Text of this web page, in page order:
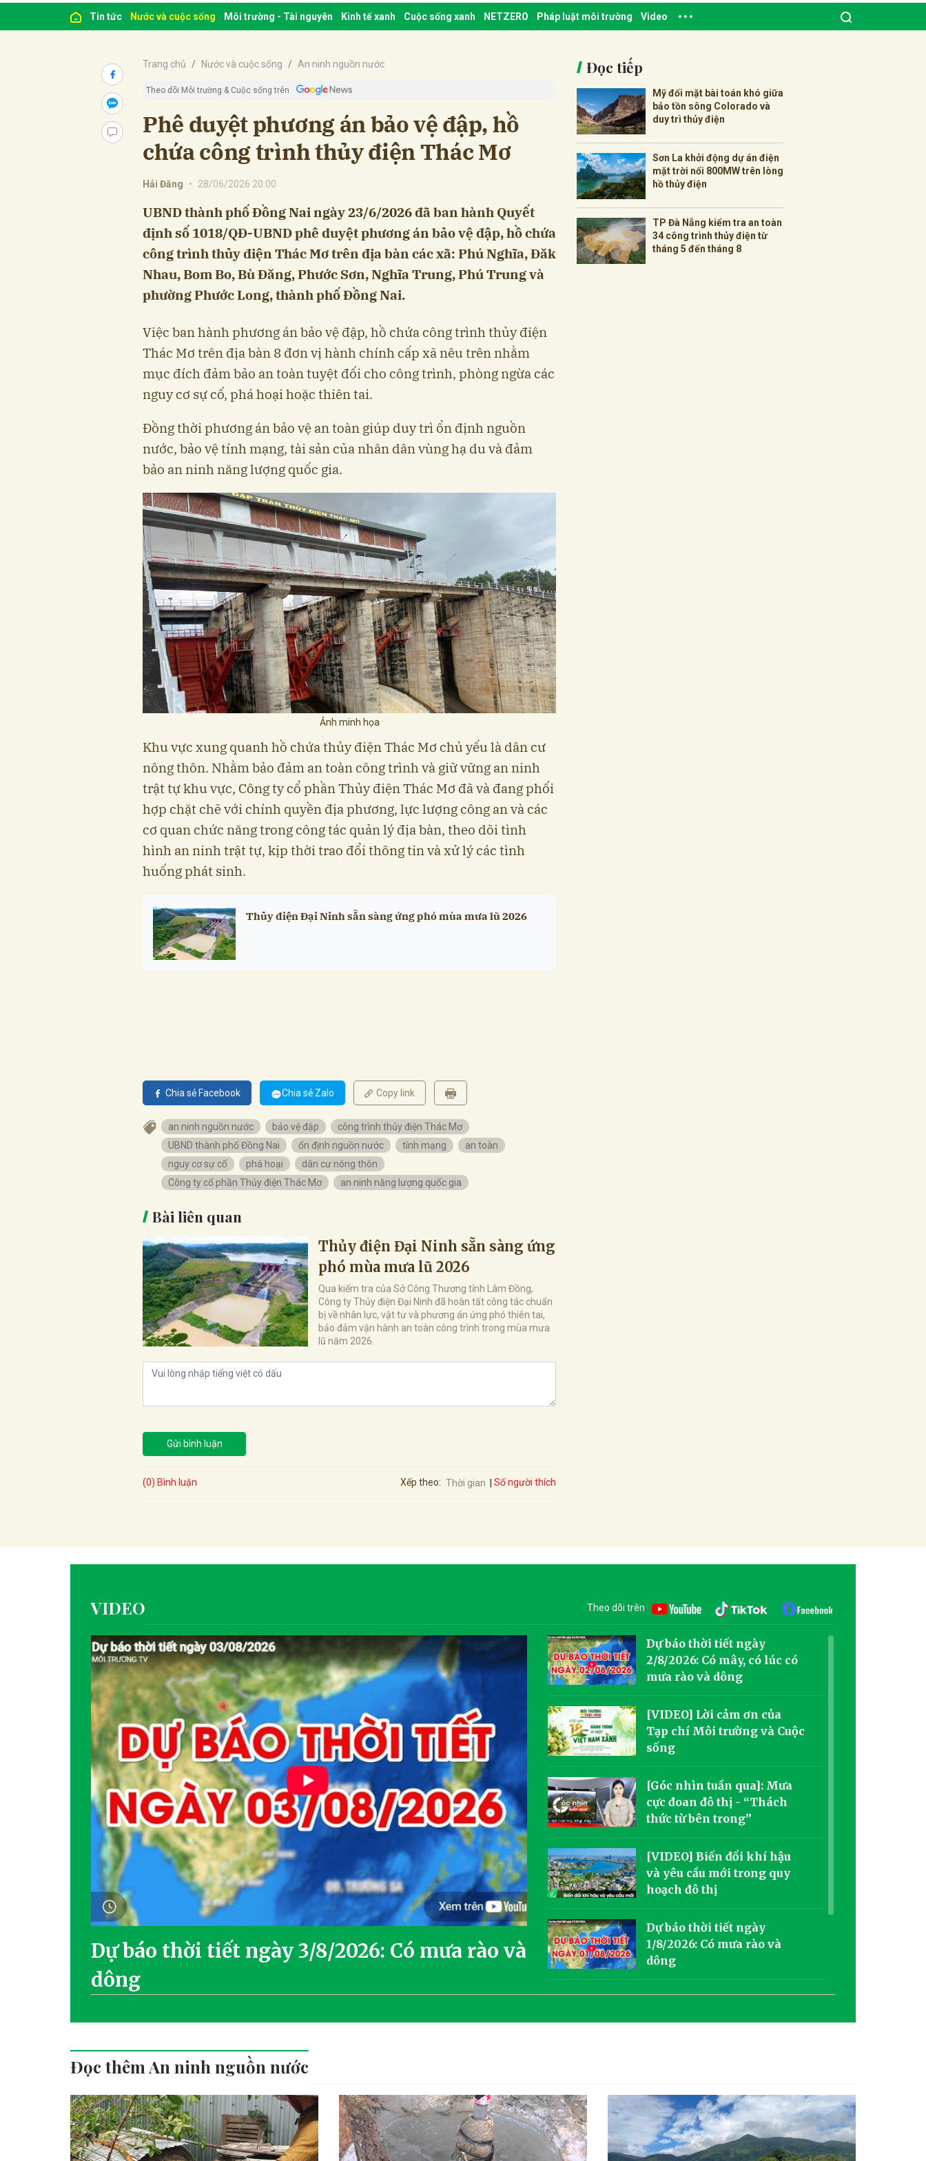
Tin tức Nước và cuộc sống Môi trường - Tài nguyên Kinh tế xanh Cuộc sống xanh NETZERO Pháp luật môi trường Video
Trang chủ Nước và cuộc sống An ninh nguồn nước
Theo dõi Môi trường & Cuộc sống trên
Phê duyệt phương án bảo vệ đập, hồ
chứa công trình thủy điện Thác Mơ
Hải Đăng • 28/06/2026 20:00
UBND thành phố Đồng Nai ngày 23/6/2026 đã ban hành Quyết
định số 1018/QĐ-UBND phê duyệt phương án bảo vệ đập, hồ chứa
công trình thủy điện Thác Mơ trên địa bàn các xã: Phú Nghĩa, Đăk
Nhau, Bom Bo, Bù Đăng, Phước Sơn, Nghĩa Trung, Phú Trung và
phường Phước Long, thành phố Đồng Nai.
Việc ban hành phương án bảo vệ đập, hồ chứa công trình thủy điện
Thác Mơ trên địa bàn 8 đơn vị hành chính cấp xã nêu trên nhằm
mục đích đảm bảo an toàn tuyệt đối cho công trình, phòng ngừa các
nguy cơ sự cố, phá hoại hoặc thiên tai.
Đồng thời phương án bảo vệ an toàn giúp duy trì ổn định nguồn
nước, bảo vệ tính mạng, tài sản của nhân dân vùng hạ du và đảm
bảo an ninh năng lượng quốc gia.
Ảnh minh họa
Khu vực xung quanh hồ chứa thủy điện Thác Mơ chủ yếu là dân cư
nông thôn. Nhằm bảo đảm an toàn công trình và giữ vững an ninh
trật tự khu vực, Công ty cổ phần Thủy điện Thác Mơ đã và đang phối
hợp chặt chẽ với chính quyền địa phương, lực lượng công an và các
cơ quan chức năng trong công tác quản lý địa bàn, theo dõi tình
hình an ninh trật tự, kịp thời trao đổi thông tin và xử lý các tình
huống phát sinh.
Thủy điện Đại Ninh sẵn sàng ứng phó mùa mưa lũ 2026
Chia sẻ Facebook Chia sẻ Zalo Copy link
an ninh nguồn nước bảo vệ đập
công trình thủy điện Thác Mơ
UBND thành phố Đồng Nai
ổn định nguồn nước tính mạng
an toàn
nguy cơ sự cố
phá hoại
dân cư nông thôn
Công ty cổ phần Thủy điện Thác Mơ
an ninh năng lượng quốc gia
Bài liên quan
Thủy điện Đại Ninh sẵn sàng ứng
phó mùa mưa lũ 2026
Qua kiểm tra của Sở Công Thương tỉnh Lâm Đồng,
Công ty Thủy điện Đại Ninh đã hoàn tất công tác chuẩn
bị về nhân lực, vật tư và phương án ứng phó thiên tai,
bảo đảm vận hành an toàn công trình trong mùa mưa
lũ năm 2026.
Gửi bình luận
(0) Bình luận Xếp theo: Thời gian Số người thích
Đọc tiếp
Mỹ đối mặt bài toán khó giữa
bảo tồn sông Colorado và
duy trì thủy điện
Sơn La khởi động dự án điện
mặt trời nổi 800MW trên lòng
hồ thủy điện
TP Đà Nẵng kiểm tra an toàn
34 công trình thủy điện từ
tháng 5 đến tháng 8
VIDEO Theo dõi trên
Dự báo thời tiết ngày 3/8/2026: Có mưa rào và
dông
Dự báo thời tiết ngày
2/8/2026: Có mây, có lúc có
mưa rào và dông
[VIDEO] Lời cảm ơn của
Tạp chí Môi trường và Cuộc
sống
[Góc nhìn tuần qua]: Mưa
cực đoan đô thị - “Thách
thức từ bên trong”
[VIDEO] Biến đổi khí hậu
và yêu cầu mới trong quy
hoạch đô thị
Dự báo thời tiết ngày
1/8/2026: Có mưa rào và
dông
Dự báo thời tiết ngày
Đọc thêm An ninh nguồn nước